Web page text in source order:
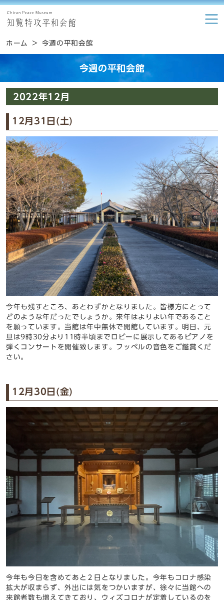
ホーム 今週の平和会館
今週の平和会館
2022年12月
12月31日(土)
今年も残すところ、あとわずかとなりました。皆様方にとって
どのような年だったでしょうか。来年はよりよい年であること
を願っています。当館は年中無休で開館しています。明日、元
旦は9時30分より11時半頃までロビーに展示してあるピアノを
弾くコンサートを開催致します。フッペルの音色をご鑑賞くだ
さい。
12月30日(金)
今年も今日を含めてあと２日となりました。今年もコロナ感染
拡大が収まらず、外出には気をつかいますが、徐々に当館への
来館者数も増えてきており、ウィズコロナが定着しているのを